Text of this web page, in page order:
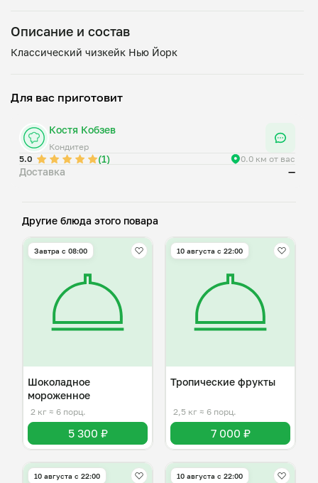
Описание и состав
Для вас приготовит
Костя Кобзев
Кондитер
5.0
(1) 0.0 км от вас
Доставка —
Другие блюда этого повара
Завтра c 08:00
Шоколадное
мороженное
2 кг ≈ 6 порц.
5 300 ₽
10 августа с 22:00
Тропические фрукты
2,5 кг ≈ 6 порц.
7 000 ₽
10 августа с 22:00 10 августа с 22:00